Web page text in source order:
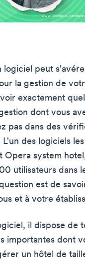
logiciel peut
la gestion de
exactement
dont vous
pas dans des
des logiciels
Opera system
utilisateurs dans
est de
et à votre
il dispose de
importantes dont
un hôtel de